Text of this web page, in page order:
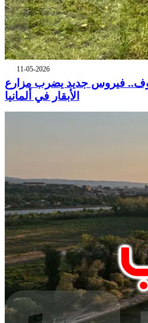
11-05-2026
فيروس جديد يضرب مزارع
الأبقار في ألمانيا